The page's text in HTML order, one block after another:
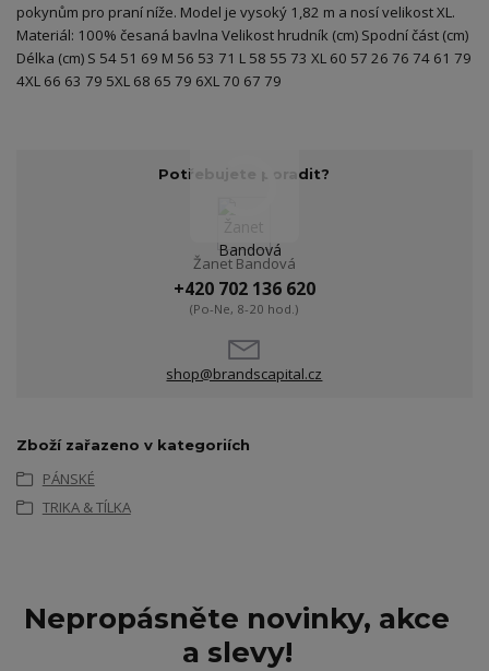
pokynům pro praní níže. Model je vysoký 1,82 m a nosí velikost XL.
Materiál: 100% česaná bavlna Velikost hrudník (cm) Spodní část (cm)
Délka (cm) S 54 51 69 M 56 53 71 L 58 55 73 XL 60 57 26 76 74 61 79
4XL 66 63 79 5XL 68 65 79 6XL 70 67 79
Potřebujete poradit?
Žanet Bandová
+420 702 136 620
(Po-Ne, 8-20 hod.)
shop@brandscapital.cz
Zboží zařazeno v kategoriích
PÁNSKÉ
TRIKA & TÍLKA
Nepropásněte novinky, akce
a slevy!